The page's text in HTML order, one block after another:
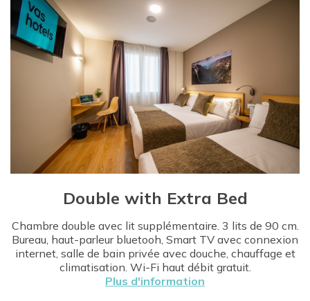
Double with Extra Bed
Chambre double avec lit supplémentaire. 3 lits de 90 cm.
Bureau, haut-parleur bluetooh, Smart TV avec connexion
internet, salle de bain privée avec douche, chauffage et
climatisation. Wi-Fi haut débit gratuit.
Plus d'information